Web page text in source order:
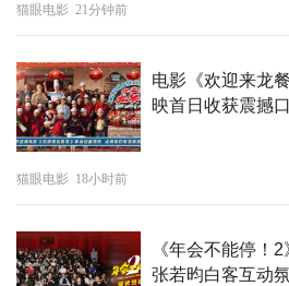
猫眼电影 21分钟前
电影《欢迎来龙
映首日收获震撼
猫眼电影 18小时前
《年会不能停！
张若昀白客互动